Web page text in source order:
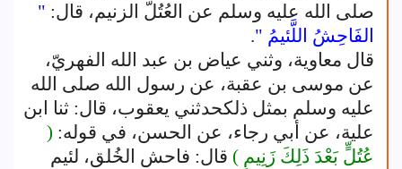
صلى الله عليه وسلم عن العُتُلّ الزنيم، قال: "
الفَاحِشُ اللَّئيمُ ".
قال معاوية، وثني عياض بن عبد الله الفهريّ،
عن موسى بن عقبة، عن رسول الله صلى الله
عليه وسلم بمثل ذلكحدثني يعقوب، قال: ثنا ابن
علية، عن أبي رجاء، عن الحسن، في قوله: (
عُتُلٍّ بَعْدَ ذَلِكَ زَنِيمٍ ) قال: فاحش الخُلق، لئيم